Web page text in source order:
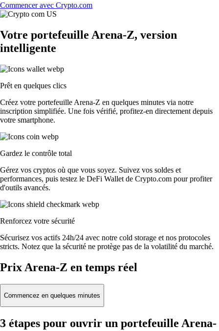
Commencer avec Crypto.com
Votre portefeuille Arena-Z, version
intelligente
Prêt en quelques clics
Créez votre portefeuille Arena-Z en quelques minutes via notre
inscription simplifiée. Une fois vérifié, profitez-en directement depuis
votre smartphone.
Gardez le contrôle total
Gérez vos cryptos où que vous soyez. Suivez vos soldes et
performances, puis testez le DeFi Wallet de Crypto.com pour profiter
d'outils avancés.
Renforcez votre sécurité
Sécurisez vos actifs 24h/24 avec notre cold storage et nos protocoles
stricts. Notez que la sécurité ne protège pas de la volatilité du marché.
Prix Arena-Z en temps réel
Commencez en quelques minutes
3 étapes pour ouvrir un portefeuille Arena-